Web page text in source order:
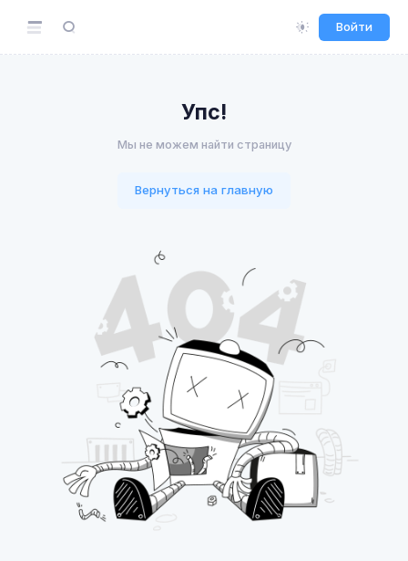
Войти
Упс!
Мы не можем найти страницу
Вернуться на главную